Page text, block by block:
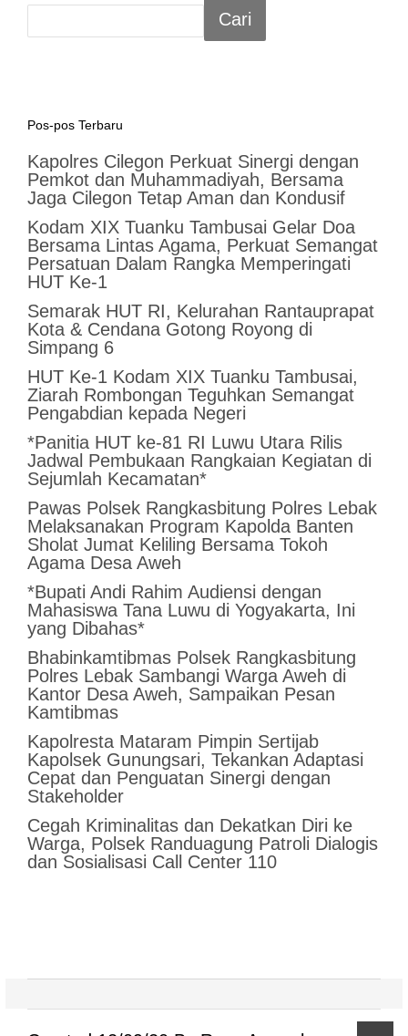
Cari
Pos-pos Terbaru
Kapolres Cilegon Perkuat Sinergi dengan
Pemkot dan Muhammadiyah, Bersama
Jaga Cilegon Tetap Aman dan Kondusif
Kodam XIX Tuanku Tambusai Gelar Doa
Bersama Lintas Agama, Perkuat Semangat
Persatuan Dalam Rangka Memperingati
HUT Ke-1
Semarak HUT RI, Kelurahan Rantauprapat
Kota & Cendana Gotong Royong di
Simpang 6
HUT Ke-1 Kodam XIX Tuanku Tambusai,
Ziarah Rombongan Teguhkan Semangat
Pengabdian kepada Negeri
*Panitia HUT ke-81 RI Luwu Utara Rilis
Jadwal Pembukaan Rangkaian Kegiatan di
Sejumlah Kecamatan*
Pawas Polsek Rangkasbitung Polres Lebak
Melaksanakan Program Kapolda Banten
Sholat Jumat Keliling Bersama Tokoh
Agama Desa Aweh
*Bupati Andi Rahim Audiensi dengan
Mahasiswa Tana Luwu di Yogyakarta, Ini
yang Dibahas*
Bhabinkamtibmas Polsek Rangkasbitung
Polres Lebak Sambangi Warga Aweh di
Kantor Desa Aweh, Sampaikan Pesan
Kamtibmas
Kapolresta Mataram Pimpin Sertijab
Kapolsek Gunungsari, Tekankan Adaptasi
Cepat dan Penguatan Sinergi dengan
Stakeholder
Cegah Kriminalitas dan Dekatkan Diri ke
Warga, Polsek Randuagung Patroli Dialogis
dan Sosialisasi Call Center 110